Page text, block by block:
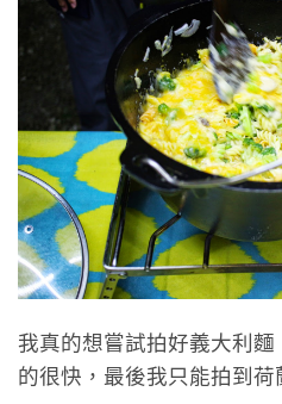
我真的想嘗試拍好義大利
的很快，最後我只能拍到荷